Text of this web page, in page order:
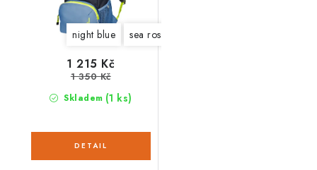
night blue sea rose
Skladem (1 ks)
1 215 Kč
1 350 Kč